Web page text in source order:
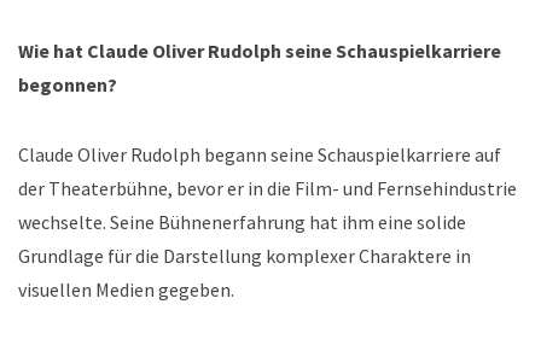
Wie hat Claude Oliver Rudolph seine Schauspielkarriere
begonnen?
Claude Oliver Rudolph begann seine Schauspielkarriere auf
der Theaterbühne, bevor er in die Film- und Fernsehindustrie
wechselte. Seine Bühnenerfahrung hat ihm eine solide
Grundlage für die Darstellung komplexer Charaktere in
visuellen Medien gegeben.